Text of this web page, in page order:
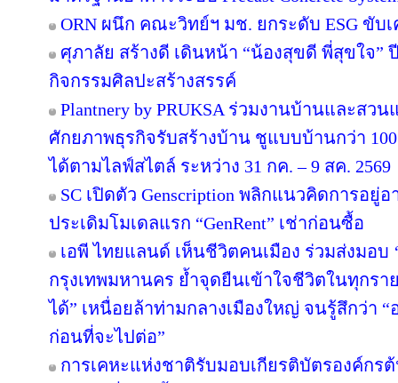
ORN ผนึก คณะวิทย์ฯ มช. ยกระดับ ESG ขับ
ศุภาลัย สร้างดี เดินหน้า “น้องสุขดี พี่สุขใจ”
กิจกรรมศิลปะสร้างสรรค์
Plantnery by PRUKSA ร่วมงานบ้านและสวน
ศักยภาพธุรกิจรับสร้างบ้าน ชูแบบบ้านกว่า
ได้ตามไลฟ์สไตล์ ระหว่าง 31 กค. – 9 สค. 2569
SC เปิดตัว Genscription พลิกแนวคิดการอ
ประเดิมโมเดลแรก “GenRent” เช่าก่อนซื้อ
เอพี ไทยแลนด์ เห็นชีวิตคนเมือง ร่วมส่งมอบ
กรุงเทพมหานคร ย้ำจุดยืนเข้าใจชีวิตในทุกรา
ได้” เหนื่อยล้าท่ามกลางเมืองใหญ่ จนรู้สึกว่า
ก่อนที่จะไปต่อ”
การเคหะแห่งชาติรับมอบเกียรติบัตรองค์กร